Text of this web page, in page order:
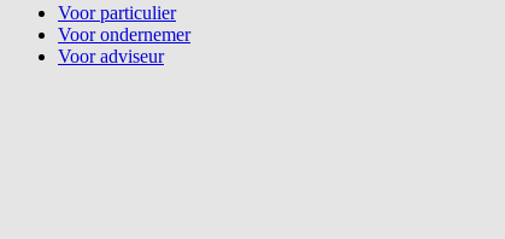
Voor particulier
Voor ondernemer
Voor adviseur